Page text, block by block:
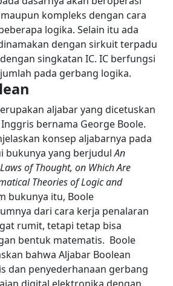
kompleks dengan cara
logika. Selain itu ada
dengan sirkuit terpadu
singkatan IC. IC berfungsi
pada gerbang logika.
aljabar yang dicetuskan
bernama George Boole.
konsep aljabarnya pada
bukunya yang berjudulAn
of Thought, on Which Are
Theories of Logic and
bukunya itu, Boole
dari cara kerja penalaran
rumit, tetapi tetap bisa
bentuk matematis. Boole
bahwa Aljabar Boolean
dan penyederhanaan gerbang